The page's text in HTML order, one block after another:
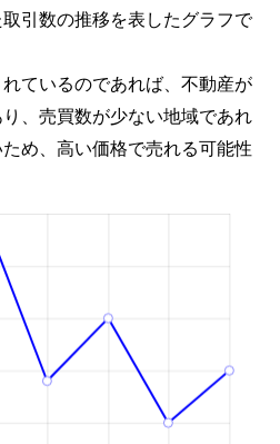
引数の推移を表したグラフで
ているのであれば、不動産が
、売買数が少ない地域であれ
め、高い価格で売れる可能性